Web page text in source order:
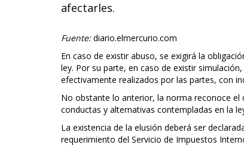
afectarles.
Fuente:diario.elmercurio.com
En caso de existir abuso, se exigirá la
ley. Por su parte, en caso de existir
efectivamente realizados por las partes, con
No obstante lo anterior, la norma reconoce
conductas y alternativas contempladas en la
La existencia de la elusión deberá ser
requerimiento del Servicio de Impuestos